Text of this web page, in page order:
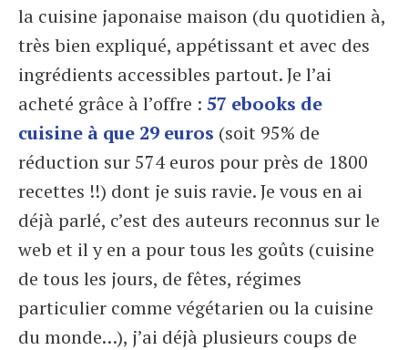
la cuisine japonaise maison (du quotidien à,
très bien expliqué, appétissant et avec des
ingrédients accessibles partout. Je l’ai
acheté grâce à l’offre : 57 ebooks de
cuisine à que 29 euros (soit 95% de
réduction sur 574 euros pour près de 1800
recettes !!) dont je suis ravie. Je vous en ai
déjà parlé, c’est des auteurs reconnus sur le
web et il y en a pour tous les goûts (cuisine
de tous les jours, de fêtes, régimes
particulier comme végétarien ou la cuisine
du monde…), j’ai déjà plusieurs coups de